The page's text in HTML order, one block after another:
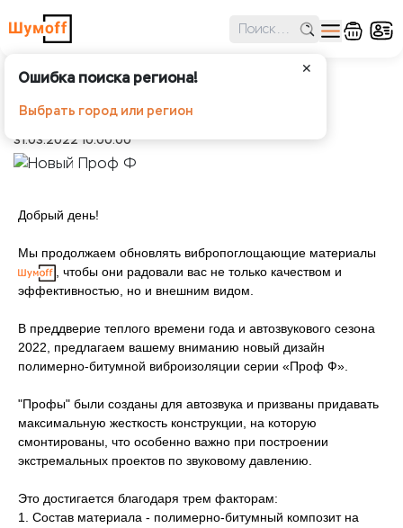
✕
Ошибка поиска региона!
Выбрать город или регион
Новый Проф Ф
Шумоff Новости Новый Проф Ф
31.03.2022 10:00:00
Добрый день!
Мы продолжаем обновлять вибропоглощающие материалы
, чтобы они радовали вас не только качеством и
эффективностью, но и внешним видом.
В преддверие теплого времени года и автозвукового сезона
2022, предлагаем вашему вниманию новый дизайн
полимерно-битумной виброизоляции серии «Проф Ф».
"Профы" были созданы для автозвука и призваны придавать
максимальную жесткость конструкции, на которую
смонтированы, что особенно важно при построении
экстремальных проектов по звуковому давлению.
Это достигается благодаря трем факторам:
1. Состав материала - полимерно-битумный композит на